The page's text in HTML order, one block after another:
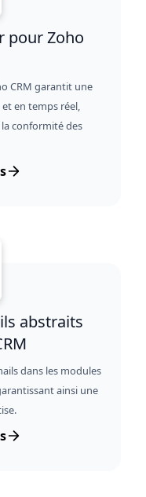
pour Zoho
CRM garantit une
en temps réel,
conformité des
abstraits
dans les modules
ainsi une